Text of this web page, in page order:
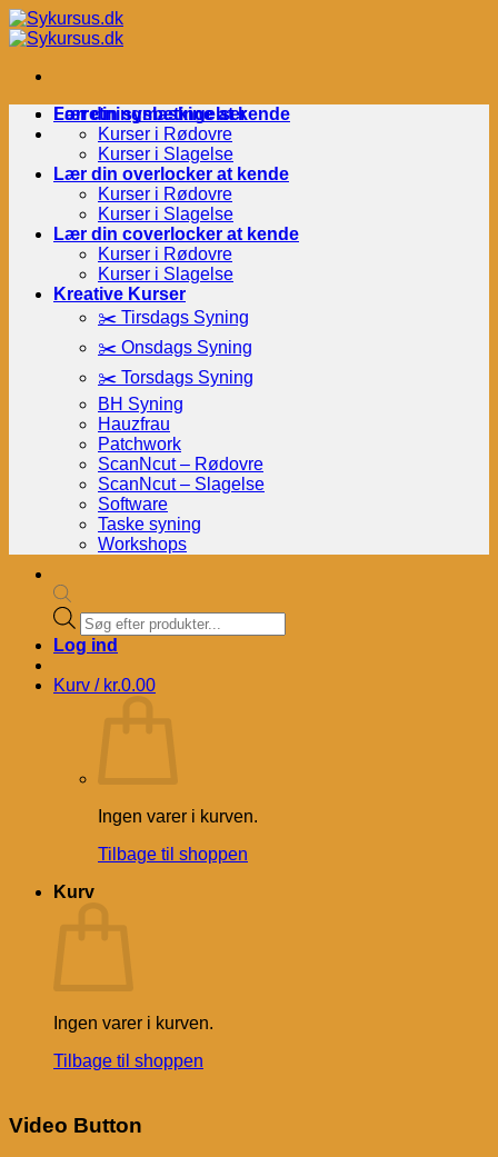
Fortsæt
til
Forretningsbetingelser
Products
search
Log ind
Kurv / kr.0.00
Ingen varer i kurven.
Tilbage til shoppen
Kurv
Ingen varer i kurven.
Tilbage til shoppen
Lær din symaskine at kende
Kurser i Rødovre
Kurser i Slagelse
Lær din overlocker at kende
Kurser i Rødovre
Kurser i Slagelse
Lær din coverlocker at kende
Kurser i Rødovre
Kurser i Slagelse
Kreative Kurser
✂️ Tirsdags Syning
✂️ Onsdags Syning
✂️ Torsdags Syning
BH Syning
Hauzfrau
Patchwork
ScanNcut – Rødovre
ScanNcut – Slagelse
Software
Taske syning
Workshops
Video Button